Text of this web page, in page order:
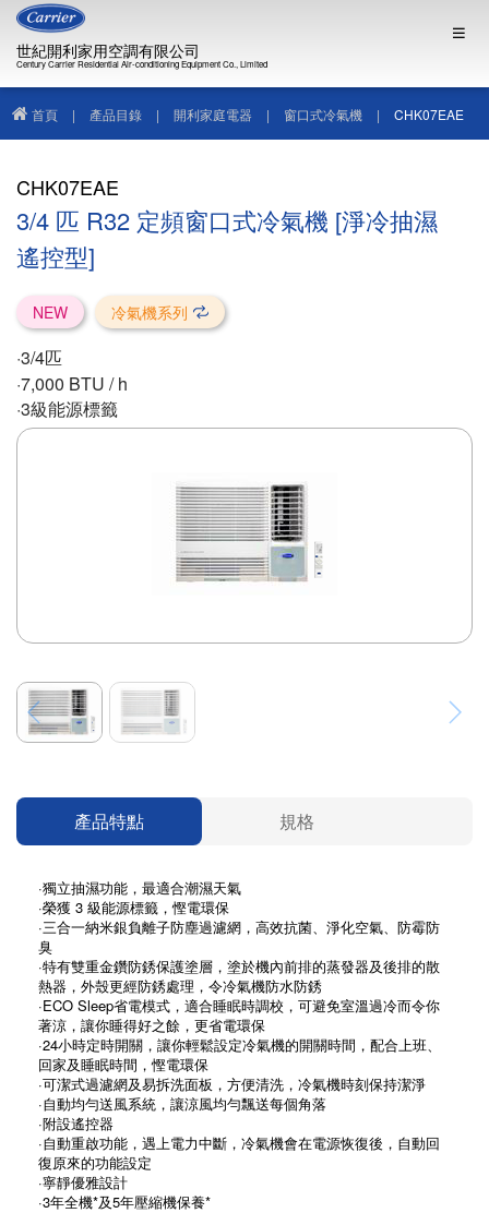
世紀開利家用空調有限公司
Century Carrier Residential Air-conditioning Equipment Co., Limited
首頁 | 產品目錄 | 開利家庭電器 | 窗口式冷氣機 | CHK07EAE
CHK07EAE
3/4 匹 R32 定頻窗口式冷氣機 [淨冷抽濕
遙控型]
NEW 冷氣機系列
·3/4匹
·7,000 BTU / h
·3級能源標籤
產品特點 規格
·獨立抽濕功能，最適合潮濕天氣
·榮獲 3 級能源標籤，慳電環保
·三合一納米銀負離子防塵過濾網，高效抗菌、淨化空氣、防霉防
臭
·特有雙重金鑽防銹保護塗層，塗於機內前排的蒸發器及後排的散
熱器，外殼更經防銹處理，令冷氣機防水防銹
·ECO Sleep省電模式，適合睡眠時調校，可避免室溫過冷而令你
著涼，讓你睡得好之餘，更省電環保
·24小時定時開關，讓你輕鬆設定冷氣機的開關時間，配合上班、
回家及睡眠時間，慳電環保
·可潔式過濾網及易拆洗面板，方便清洗，冷氣機時刻保持潔淨
·自動均勻送風系統，讓涼風均勻飄送每個角落
·附設遙控器
·自動重啟功能，遇上電力中斷，冷氣機會在電源恢復後，自動回
復原來的功能設定
·寧靜優雅設計
·3年全機*及5年壓縮機保養*